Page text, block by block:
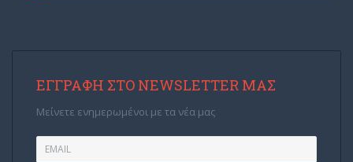
ΕΓΓΡΑΦΉ ΣΤΟ NEWSLETTER ΜΑΣ
Μείνετε ενημερωμένοι με τα νέα μας